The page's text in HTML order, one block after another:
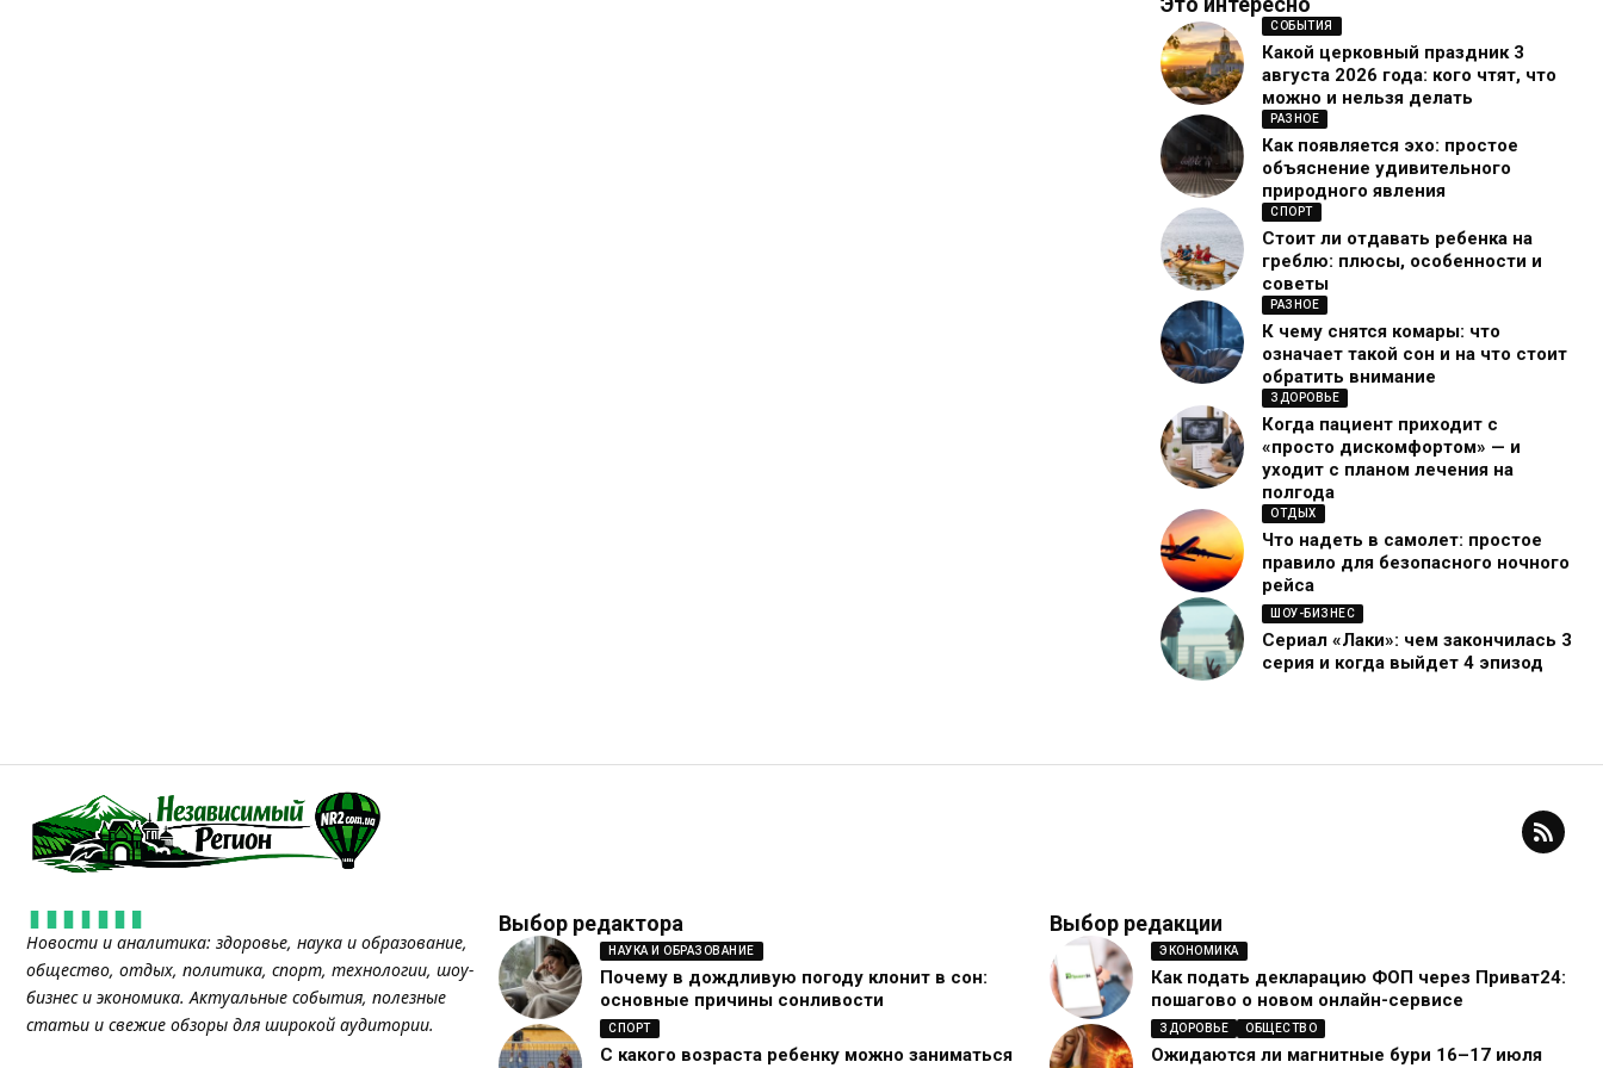
СОБЫТИЯ
Какой церковный праздник 3
августа 2026 года: кого чтят, что
можно и нельзя делать
РАЗНОЕ
Как появляется эхо: простое
объяснение удивительного
природного явления
СПОРТ
Стоит ли отдавать ребенка на
греблю: плюсы, особенности и
советы
РАЗНОЕ
К чему снятся комары: что
означает такой сон и на что стоит
обратить внимание
ЗДОРОВЬЕ
Когда пациент приходит с
«просто дискомфортом» — и
уходит с планом лечения на
полгода
ОТДЫХ
Что надеть в самолет: простое
правило для безопасного ночного
рейса
ШОУ-БИЗНЕС
Сериал «Лаки»: чем закончилась 3
серия и когда выйдет 4 эпизод
Новости и аналитика: здоровье, наука и образование,
общество, отдых, политика, спорт, технологии, шоу-
бизнес и экономика. Актуальные события, полезные
статьи и свежие обзоры для широкой аудитории.
Выбор редактора
НАУКА И ОБРАЗОВАНИЕ
Почему в дождливую погоду клонит в сон:
основные причины сонливости
СПОРТ
С какого возраста ребенку можно заниматься
Выбор редакции
ЭКОНОМИКА
Как подать декларацию ФОП через Приват24:
пошагово о новом онлайн-сервисе
ЗДОРОВЬЕ ОБЩЕСТВО
Ожидаются ли магнитные бури 16–17 июля